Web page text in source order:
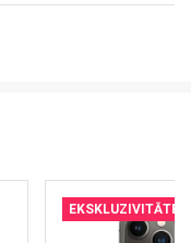
EKSKLUZIVITĀTE